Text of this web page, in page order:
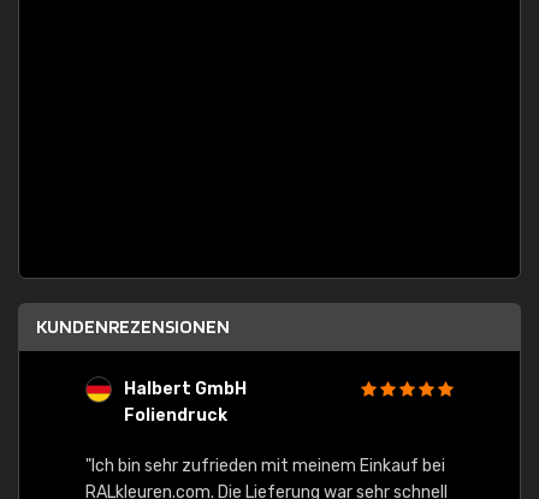
KUNDENREZENSIONEN
Halbert GmbH
Foliendruck
"Ich bin sehr zufrieden mit meinem Einkauf bei
RALkleuren.com. Die Lieferung war sehr schnell